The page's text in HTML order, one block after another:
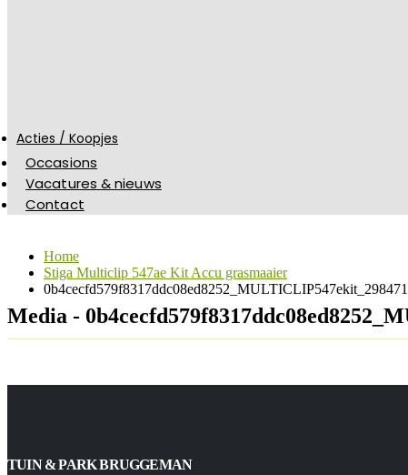
Acties / Koopjes
Occasions
Vacatures & nieuws
Contact
Home
Stiga Multiclip 547ae Kit Accu grasmaaier
Media -
TUIN & PARK BRUGGEMAN